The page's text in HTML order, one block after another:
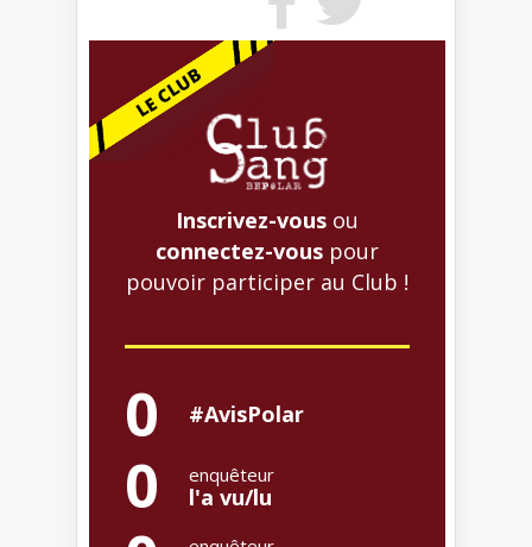
Inscrivez-vous ou
connectez-vous pour
pouvoir participer au Club !
0 #AvisPolar
0 enquêteur
l'a vu/lu